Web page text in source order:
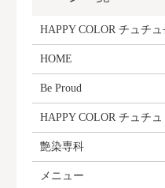
HAPPY COLOR チュチ
HOME
Be Proud
HAPPY COLOR チュチュ
艶染専科
メニュー